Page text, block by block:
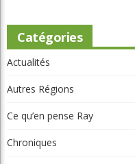
Catégories
Actualités
Autres Régions
Ce qu’en pense Ray
Chroniques